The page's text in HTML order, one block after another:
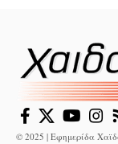
© 2025 | Εφημερίδα